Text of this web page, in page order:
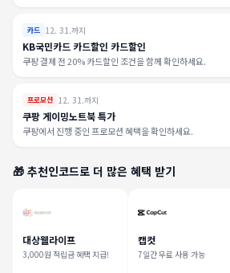
카드 12. 31.까지
KB국민카드 카드할인 카드할인
쿠팡 결제 전 20% 카드할인 조건을 함께 확인하세요.
프로모션 12. 31.까지
쿠팡 게이밍노트북 특가
쿠팡에서 진행 중인 프로모션 혜택을 확인하세요.
🎁 추천인코드로 더 많은 혜택 받기
대상웰라이프
3,000원 적립금 혜택 지급!
캡컷
7일간 무료 사용 가능